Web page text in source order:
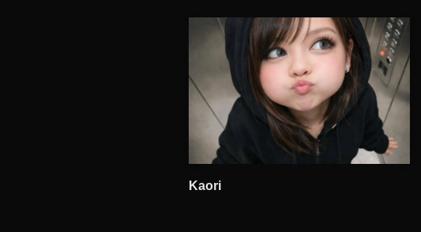
Kaori